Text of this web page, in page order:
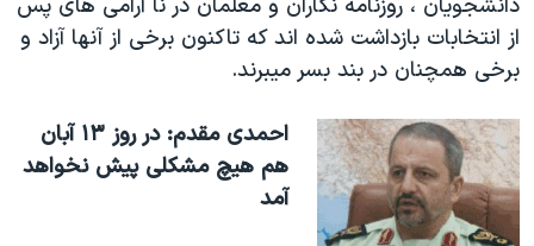
دانشجويان ، روزنامه نگاران و معلمان در نا آرامی های پس
از انتخابات بازداشت شده اند که تاکنون برخی از آنها آزاد و
برخی همچنان در بند بسر ميبرند.
احمدی مقدم: در روز ١٣ آبان
هم هيچ مشکلی پيش نخواهد
آمد